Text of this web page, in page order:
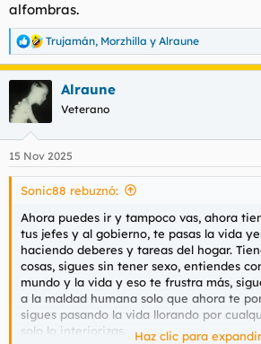
alfombras.
R
e
a
c
e
s
Trujamán, Morzhilla y Alraune
Alraune
Veterano
15 Nov 2025
Sonic88 rebuznó:
Ahora puedes ir y tampoco vas, ahora
tus jefes y al gobierno, te pasas la vida
haciendo deberes y tareas del hogar.
cosas, sigues sin tener sexo, entiendes
mundo y la vida y eso te frustra más,
a la maldad humana solo que ahora te
sigues pasando la vida llorando por
solo lo interiorizas.
Haz clic para